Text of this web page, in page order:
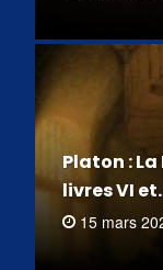
Platon :
livres VI
15 mars